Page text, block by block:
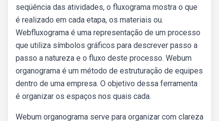
seqüência das atividades, o fluxograma mostra o que
é realizado em cada etapa, os materiais ou.
Webfluxograma é uma representação de um processo
que utiliza símbolos gráficos para descrever passo a
passo a natureza e o fluxo deste processo. Webum
organograma é um método de estruturação de equipes
dentro de uma empresa. O objetivo dessa ferramenta
é organizar os espaços nos quais cada.
Webum organograma serve para organizar com clareza